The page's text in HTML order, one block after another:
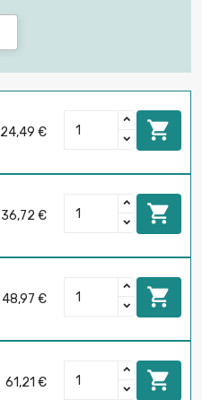
24,49 € 
36,72 € 
48,97 € 
61,21 € 